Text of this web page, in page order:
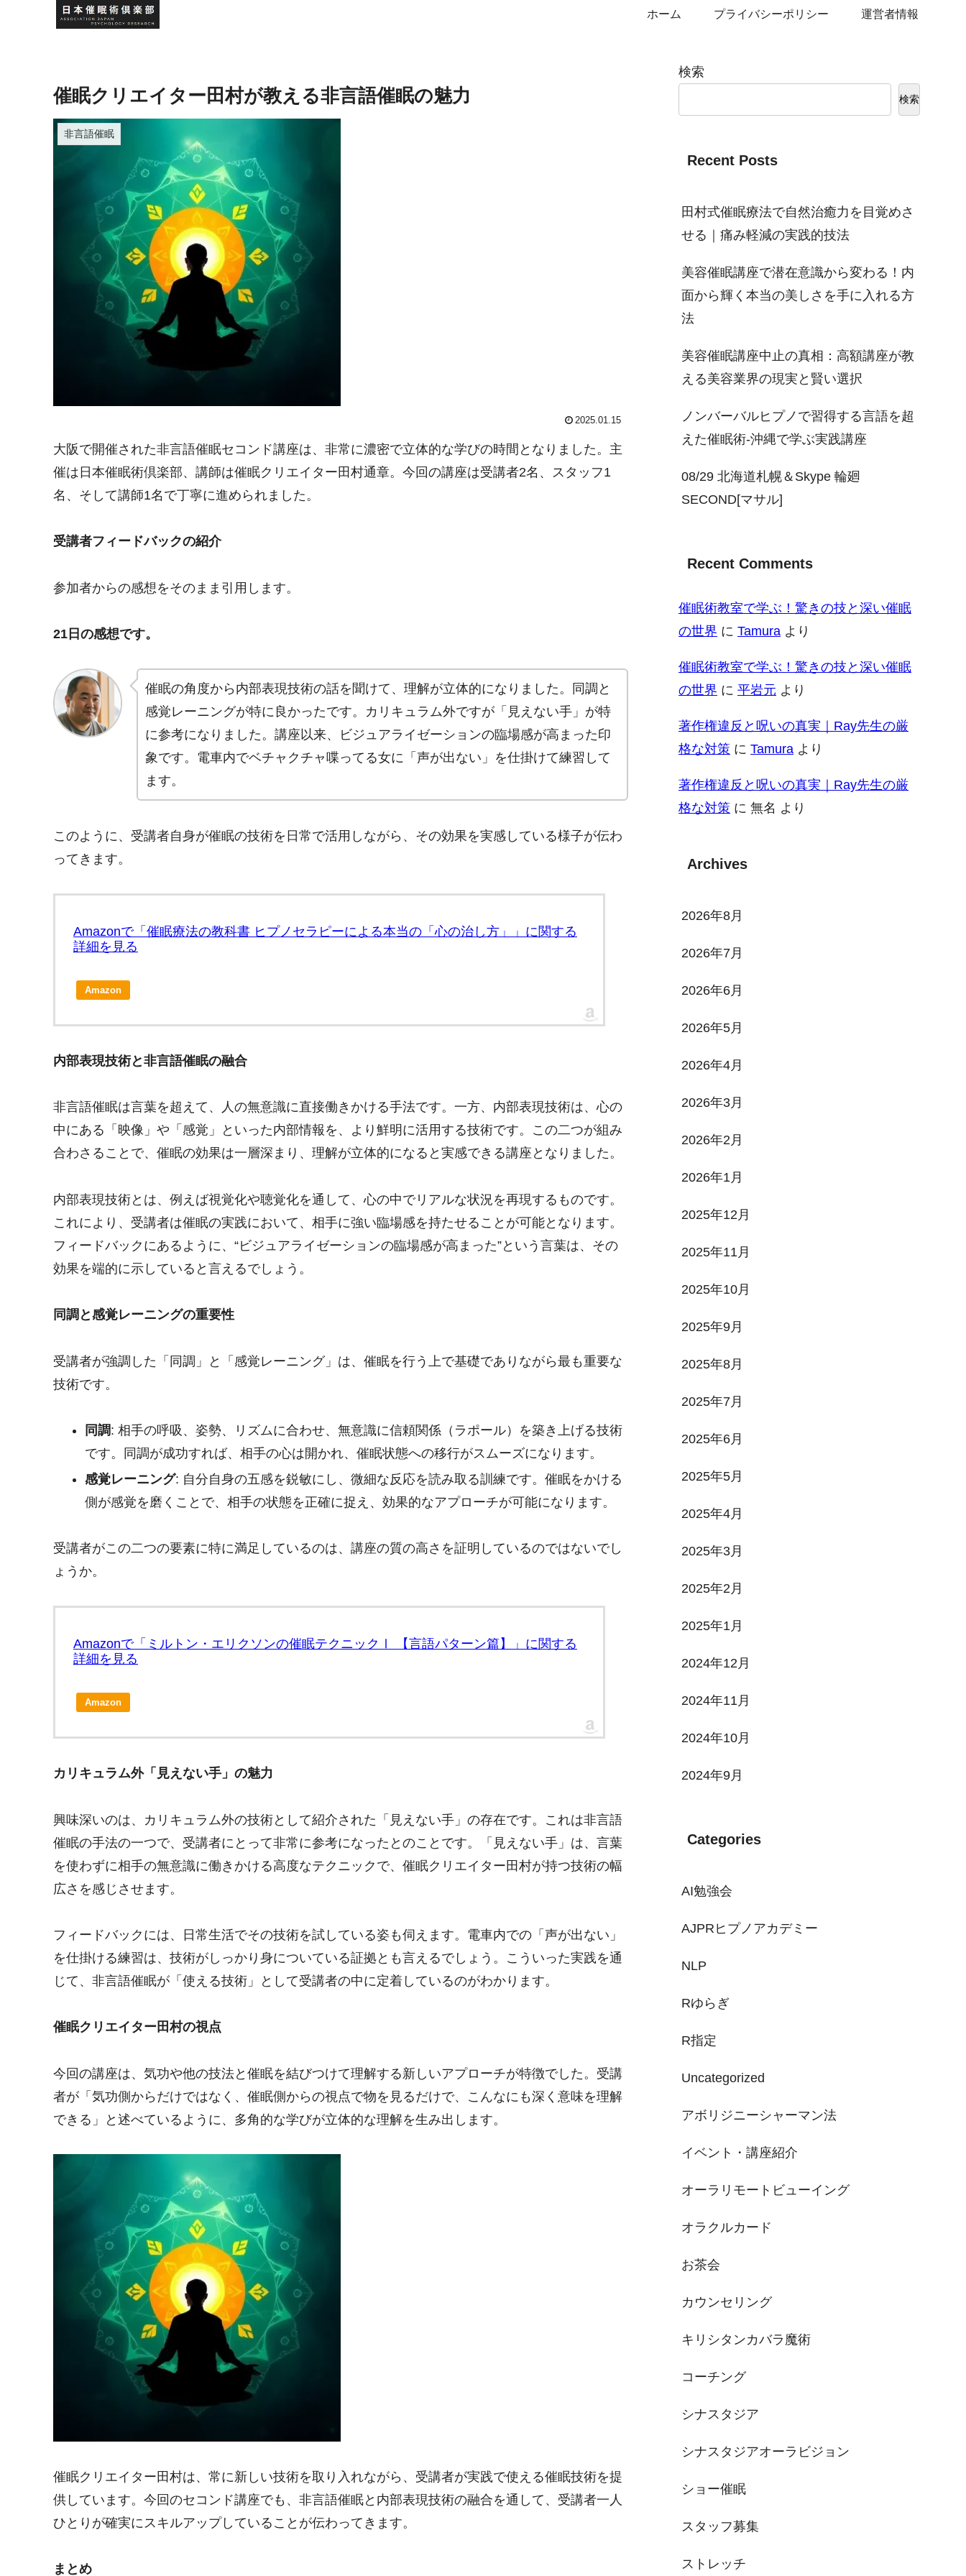
ホーム プライバシーポリシー 運営者情報
催眠クリエイター田村が教える非言語催眠の魅力
非言語催眠
2025.01.15
大阪で開催された非言語催眠セコンド講座は、非常に濃密で立体的な学びの時間となりました。主
催は日本催眠術倶楽部、講師は催眠クリエイター田村通章。今回の講座は受講者2名、スタッフ1
名、そして講師1名で丁寧に進められました。
受講者フィードバックの紹介
参加者からの感想をそのまま引用します。
21日の感想です。
催眠の角度から内部表現技術の話を聞けて、理解が立体的になりました。同調と
感覚レーニングが特に良かったです。カリキュラム外ですが「見えない手」が特
に参考になりました。講座以来、ビジュアライゼーションの臨場感が高まった印
象です。電車内でベチャクチャ喋ってる女に「声が出ない」を仕掛けて練習して
ます。
このように、受講者自身が催眠の技術を日常で活用しながら、その効果を実感している様子が伝わ
ってきます。
Amazonで「催眠療法の教科書 ヒプノセラピーによる本当の「心の治し方」」に関する
詳細を見る
Amazon
内部表現技術と非言語催眠の融合
非言語催眠は言葉を超えて、人の無意識に直接働きかける手法です。一方、内部表現技術は、心の
中にある「映像」や「感覚」といった内部情報を、より鮮明に活用する技術です。この二つが組み
合わさることで、催眠の効果は一層深まり、理解が立体的になると実感できる講座となりました。
内部表現技術とは、例えば視覚化や聴覚化を通して、心の中でリアルな状況を再現するものです。
これにより、受講者は催眠の実践において、相手に強い臨場感を持たせることが可能となります。
フィードバックにあるように、“ビジュアライゼーションの臨場感が高まった”という言葉は、その
効果を端的に示していると言えるでしょう。
同調と感覚レーニングの重要性
受講者が強調した「同調」と「感覚レーニング」は、催眠を行う上で基礎でありながら最も重要な
技術です。
同調: 相手の呼吸、姿勢、リズムに合わせ、無意識に信頼関係（ラポール）を築き上げる技術
です。同調が成功すれば、相手の心は開かれ、催眠状態への移行がスムーズになります。
感覚レーニング: 自分自身の五感を鋭敏にし、微細な反応を読み取る訓練です。催眠をかける
側が感覚を磨くことで、相手の状態を正確に捉え、効果的なアプローチが可能になります。
受講者がこの二つの要素に特に満足しているのは、講座の質の高さを証明しているのではないでし
ょうか。
Amazonで「ミルトン・エリクソンの催眠テクニックⅠ 【言語パターン篇】」に関する
詳細を見る
Amazon
カリキュラム外「見えない手」の魅力
興味深いのは、カリキュラム外の技術として紹介された「見えない手」の存在です。これは非言語
催眠の手法の一つで、受講者にとって非常に参考になったとのことです。「見えない手」は、言葉
を使わずに相手の無意識に働きかける高度なテクニックで、催眠クリエイター田村が持つ技術の幅
広さを感じさせます。
フィードバックには、日常生活でその技術を試している姿も伺えます。電車内での「声が出ない」
を仕掛ける練習は、技術がしっかり身についている証拠とも言えるでしょう。こういった実践を通
じて、非言語催眠が「使える技術」として受講者の中に定着しているのがわかります。
催眠クリエイター田村の視点
今回の講座は、気功や他の技法と催眠を結びつけて理解する新しいアプローチが特徴でした。受講
者が「気功側からだけではなく、催眠側からの視点で物を見るだけで、こんなにも深く意味を理解
できる」と述べているように、多角的な学びが立体的な理解を生み出します。
催眠クリエイター田村は、常に新しい技術を取り入れながら、受講者が実践で使える催眠技術を提
供しています。今回のセコンド講座でも、非言語催眠と内部表現技術の融合を通して、受講者一人
ひとりが確実にスキルアップしていることが伝わってきます。
まとめ
検索
検索
Recent Posts
田村式催眠療法で自然治癒力を目覚めさ
せる｜痛み軽減の実践的技法
美容催眠講座で潜在意識から変わる！内
面から輝く本当の美しさを手に入れる方
法
美容催眠講座中止の真相：高額講座が教
える美容業界の現実と賢い選択
ノンバーバルヒプノで習得する言語を超
えた催眠術-沖縄で学ぶ実践講座
08/29 北海道札幌＆Skype 輪廻
SECOND[マサル]
Recent Comments
催眠術教室で学ぶ！驚きの技と深い催眠
の世界 に Tamura より
催眠術教室で学ぶ！驚きの技と深い催眠
の世界 に 平岩元 より
著作権違反と呪いの真実｜Ray先生の厳
格な対策 に Tamura より
著作権違反と呪いの真実｜Ray先生の厳
格な対策 に 無名 より
Archives
2026年8月
2026年7月
2026年6月
2026年5月
2026年4月
2026年3月
2026年2月
2026年1月
2025年12月
2025年11月
2025年10月
2025年9月
2025年8月
2025年7月
2025年6月
2025年5月
2025年4月
2025年3月
2025年2月
2025年1月
2024年12月
2024年11月
2024年10月
2024年9月
Categories
AI勉強会
AJPRヒプノアカデミー
NLP
Rゆらぎ
R指定
Uncategorized
アボリジニーシャーマン法
イベント・講座紹介
オーラリモートビューイング
オラクルカード
お茶会
カウンセリング
キリシタンカバラ魔術
コーチング
シナスタジア
シナスタジアオーラビジョン
ショー催眠
スタッフ募集
ストレッチ